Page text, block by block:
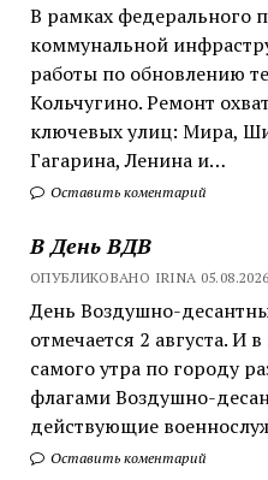
В рамках федерального
коммунальной
работы по обновлению
Кольчугино. Ремонт
ключевых улиц: Мира,
Гагарина, Ленина и…
Оставить коментарий
В День ВДВ
ОПУБЛИКОВАНО IRINA 05.08.2026
День Воздушно-
отмечается 2 августа. И
самого утра по городу
флагами Воздушно-
действующие
Оставить коментарий